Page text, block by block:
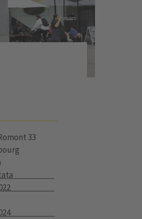
33